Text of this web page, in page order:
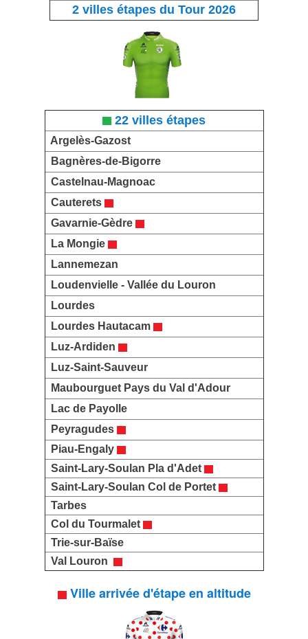
2 villes étapes du Tour 2026
22 villes étapes
Argelès-Gazost
Bagnères-de-Bigorre
Castelnau-Magnoac
Cauterets
Gavarnie-Gèdre
La Mongie
Lannemezan
Loudenvielle - Vallée du Louron
Lourdes
Lourdes Hautacam
Luz-Ardiden
Luz-Saint-Sauveur
Maubourguet Pays du Val d'Adour
Lac de Payolle
Peyragudes
Piau-Engaly
Saint-Lary-Soulan Pla d'Adet
Saint-Lary-Soulan Col de Portet
Tarbes
Col du Tourmalet
Trie-sur-Baïse
Val Louron
Ville arrivée d'étape en altitude